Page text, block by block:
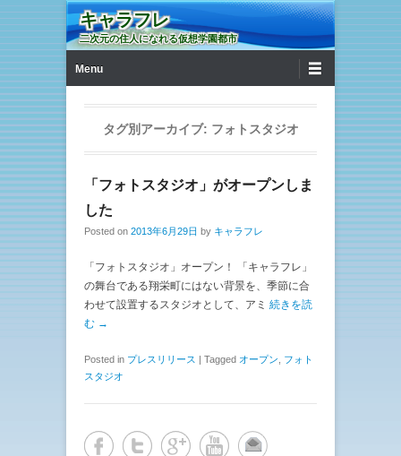
キャラフレ
二次元の住人になれる仮想学園都市
Menu
タグ別アーカイブ: フォトスタジオ
「フォトスタジオ」がオープンしま
した
Posted on 2013年6月29日 by キャラフレ
「フォトスタジオ」オープン！ 「キャラフレ」
の舞台である翔栄町にはない背景を、季節に合
わせて設置するスタジオとして、アミ 続きを読
む →
Posted in プレスリリース | Tagged オープン
フォト
スタジオ